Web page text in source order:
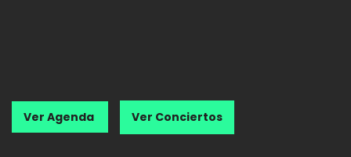
Ver Agenda Ver Conciertos